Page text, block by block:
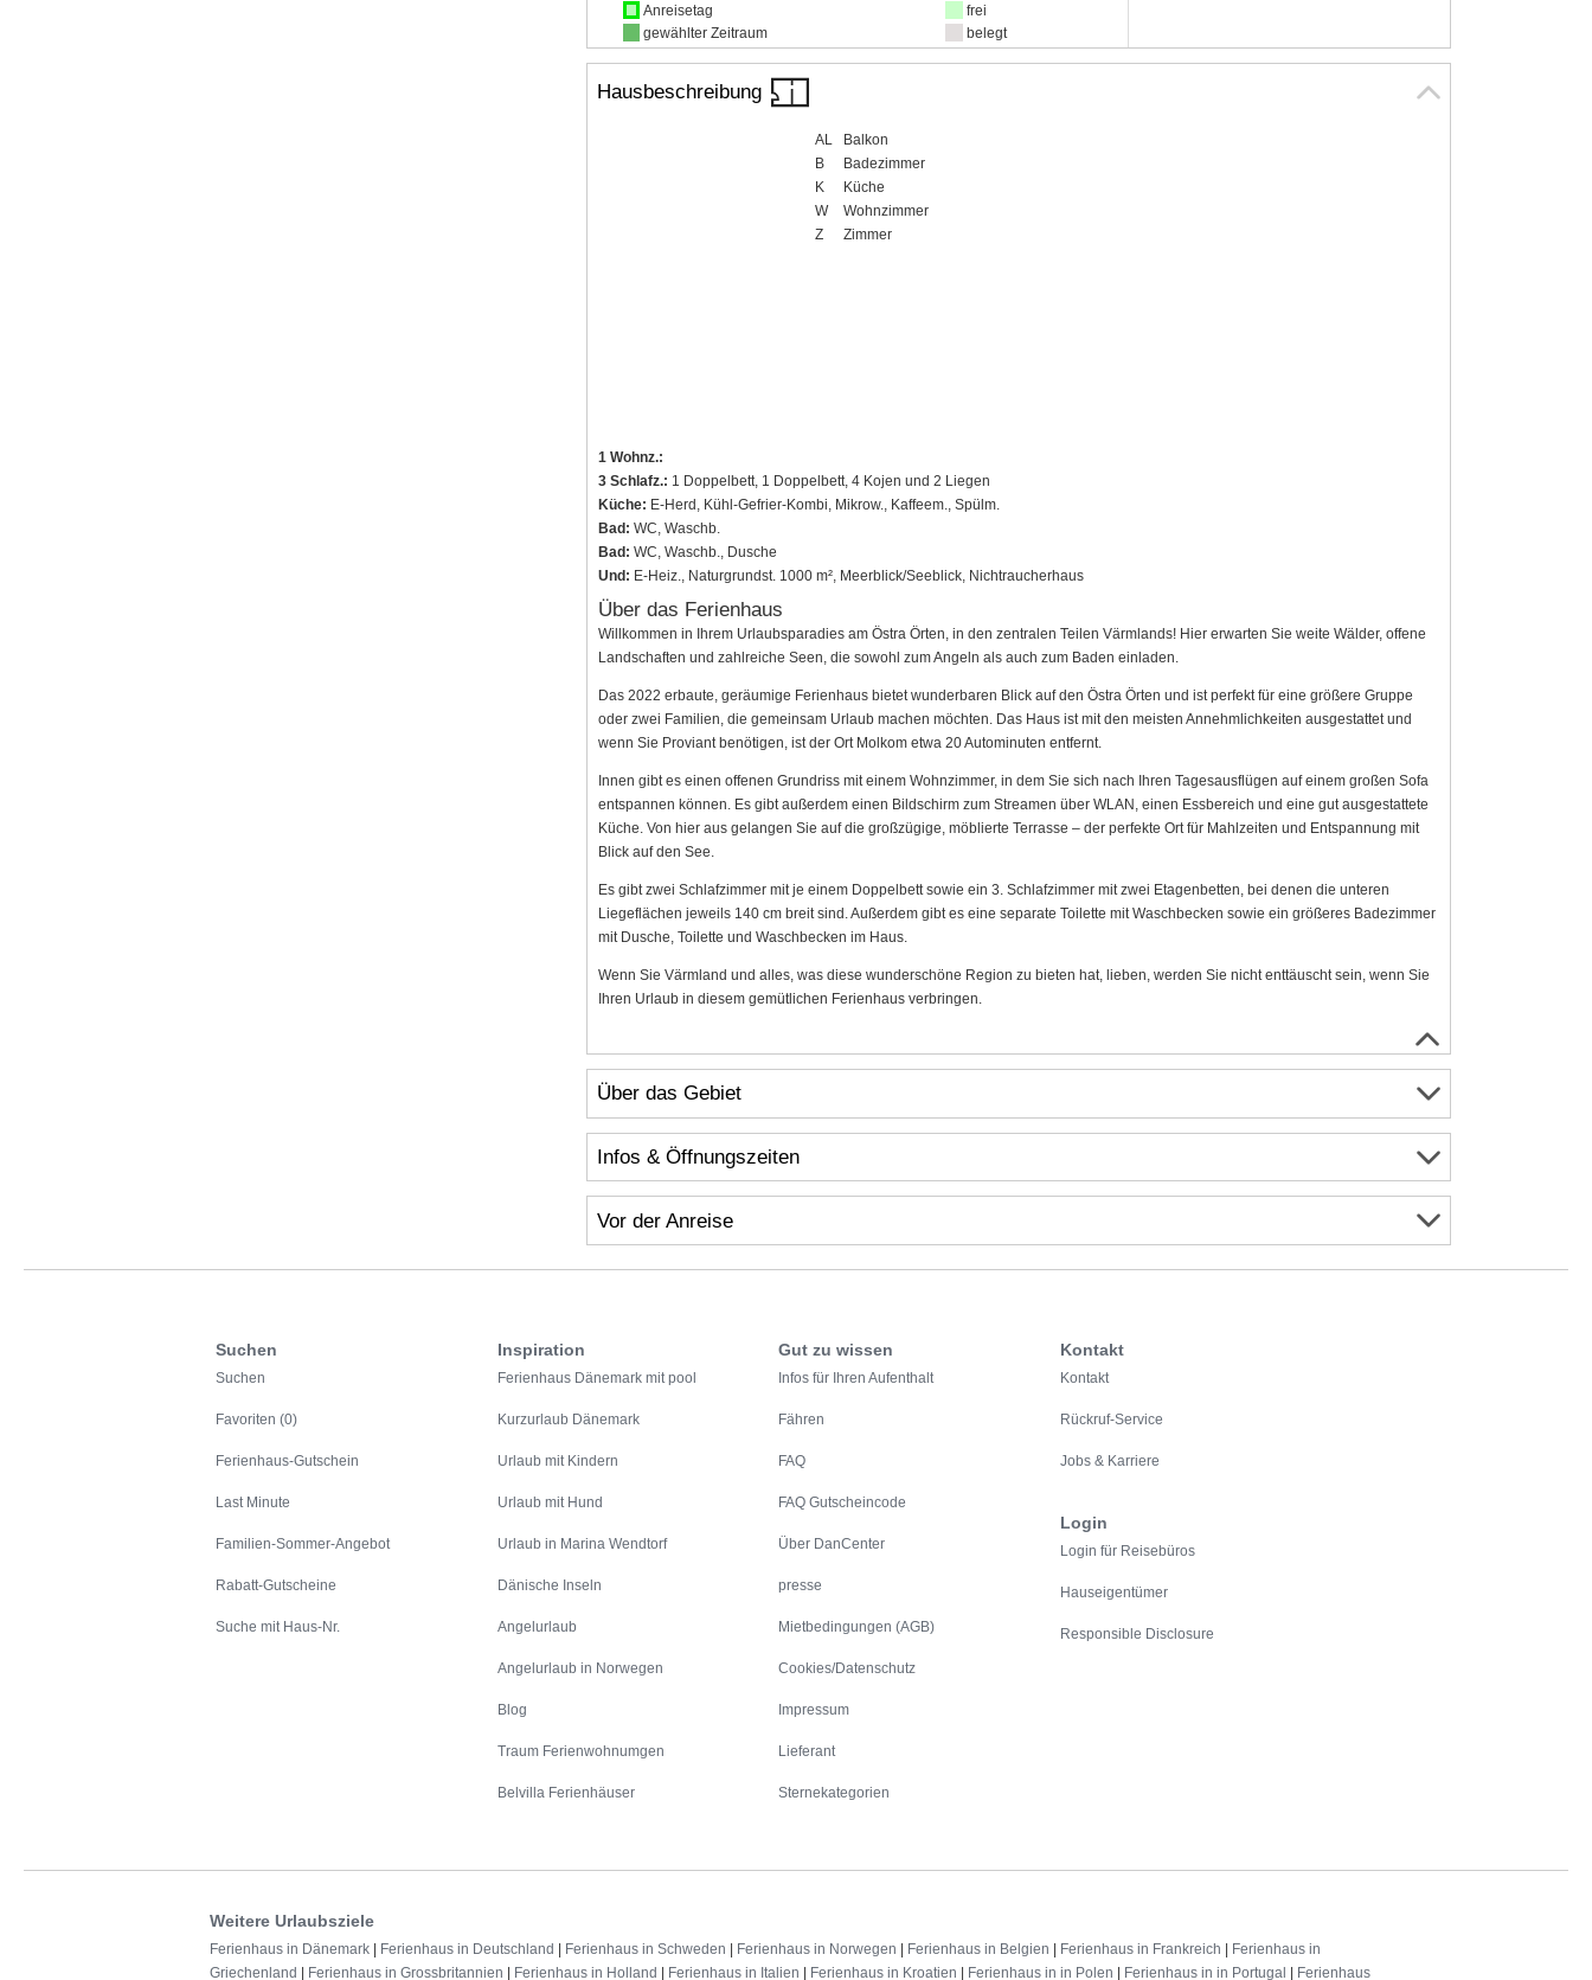
Anreisetag
gewählter Zeitraum
frei
belegt
Hausbeschreibung
AL
Balkon
B
Badezimmer
K
Küche
W
Wohnzimmer
Z
Zimmer
1 Wohnz.:
3 Schlafz.: 1 Doppelbett, 1 Doppelbett, 4 Kojen und 2 Liegen
Küche: E-Herd, Kühl-Gefrier-Kombi, Mikrow., Kaffeem., Spülm.
Bad: WC, Waschb.
Bad: WC, Waschb., Dusche
Und: E-Heiz., Naturgrundst. 1000 m², Meerblick/Seeblick, Nichtraucherhaus
Über das Ferienhaus
Willkommen in Ihrem Urlaubsparadies am Östra Örten, in den zentralen Teilen Värmlands! Hier erwarten Sie weite Wälder, offene
Landschaften und zahlreiche Seen, die sowohl zum Angeln als auch zum Baden einladen.
Das 2022 erbaute, geräumige Ferienhaus bietet wunderbaren Blick auf den Östra Örten und ist perfekt für eine größere Gruppe
oder zwei Familien, die gemeinsam Urlaub machen möchten. Das Haus ist mit den meisten Annehmlichkeiten ausgestattet und
wenn Sie Proviant benötigen, ist der Ort Molkom etwa 20 Autominuten entfernt.
Innen gibt es einen offenen Grundriss mit einem Wohnzimmer, in dem Sie sich nach Ihren Tagesausflügen auf einem großen Sofa
entspannen können. Es gibt außerdem einen Bildschirm zum Streamen über WLAN, einen Essbereich und eine gut ausgestattete
Küche. Von hier aus gelangen Sie auf die großzügige, möblierte Terrasse – der perfekte Ort für Mahlzeiten und Entspannung mit
Blick auf den See.
Es gibt zwei Schlafzimmer mit je einem Doppelbett sowie ein 3. Schlafzimmer mit zwei Etagenbetten, bei denen die unteren
Liegeflächen jeweils 140 cm breit sind. Außerdem gibt es eine separate Toilette mit Waschbecken sowie ein größeres Badezimmer
mit Dusche, Toilette und Waschbecken im Haus.
Wenn Sie Värmland und alles, was diese wunderschöne Region zu bieten hat, lieben, werden Sie nicht enttäuscht sein, wenn Sie
Ihren Urlaub in diesem gemütlichen Ferienhaus verbringen.
Über das Gebiet
Infos & Öffnungszeiten
Vor der Anreise
Suchen
Suchen
Favoriten (0)
Ferienhaus-Gutschein
Last Minute
Familien-Sommer-Angebot
Rabatt-Gutscheine
Suche mit Haus-Nr.
Inspiration
Ferienhaus Dänemark mit pool
Kurzurlaub Dänemark
Urlaub mit Kindern
Urlaub mit Hund
Urlaub in Marina Wendtorf
Dänische Inseln
Angelurlaub
Angelurlaub in Norwegen
Blog
Traum Ferienwohnumgen
Belvilla Ferienhäuser
Gut zu wissen
Infos für Ihren Aufenthalt
Fähren
FAQ
FAQ Gutscheincode
Über DanCenter
presse
Mietbedingungen (AGB)
Cookies/Datenschutz
Impressum
Lieferant
Sternekategorien
Kontakt
Kontakt
Rückruf-Service
Jobs & Karriere
Login
Login für Reisebüros
Hauseigentümer
Responsible Disclosure
Weitere Urlaubsziele
Ferienhaus in Dänemark Ferienhaus in Deutschland Ferienhaus in Schweden Ferienhaus in Norwegen Ferienhaus in Belgien Ferienhaus in Frankreich
Ferienhaus in
Griechenland
Ferienhaus in Grossbritannien Ferienhaus in Holland Ferienhaus in Italien Ferienhaus in Kroatien Ferienhaus in in Polen Ferienhaus in in Portugal Ferienhaus